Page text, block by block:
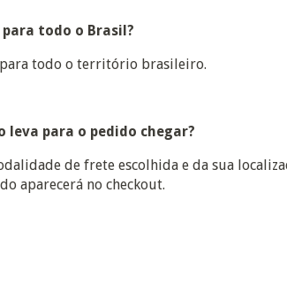
todo o Brasil?
para todo o território brasileiro.
leva para o pedido chegar?
de frete escolhida e da sua
aparecerá no checkout.